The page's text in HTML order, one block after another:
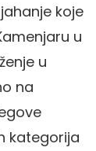
koje
u
u
na
kategorija